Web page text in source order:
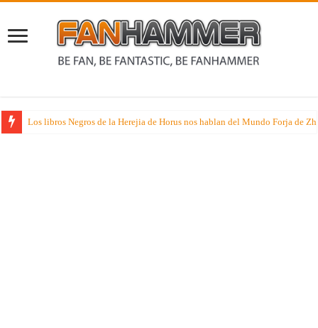
Los libros Negros de la Herejia de Horus nos hablan del Mundo Forja de